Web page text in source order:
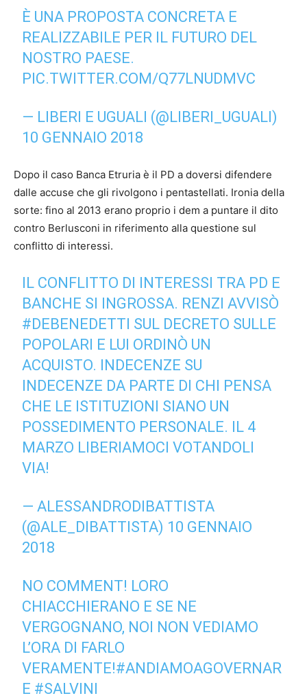
È UNA PROPOSTA CONCRETA E
REALIZZABILE PER IL FUTURO DEL
NOSTRO PAESE.
PIC.TWITTER.COM/Q77LNUDMVC
— LIBERI E UGUALI (@LIBERI_UGUALI)
10 GENNAIO 2018
Dopo il caso Banca Etruria è il PD a doversi difendere
dalle accuse che gli rivolgono i pentastellati. Ironia della
sorte: fino al 2013 erano proprio i dem a puntare il dito
contro Berlusconi in riferimento alla questione sul
conflitto di interessi.
IL CONFLITTO DI INTERESSI TRA PD E
BANCHE SI INGROSSA. RENZI AVVISÒ
#DEBENEDETTI SUL DECRETO SULLE
POPOLARI E LUI ORDINÒ UN
ACQUISTO. INDECENZE SU
INDECENZE DA PARTE DI CHI PENSA
CHE LE ISTITUZIONI SIANO UN
POSSEDIMENTO PERSONALE. IL 4
MARZO LIBERIAMOCI VOTANDOLI
VIA!
— ALESSANDRODIBATTISTA
(@ALE_DIBATTISTA) 10 GENNAIO
2018
NO COMMENT! LORO
CHIACCHIERANO E SE NE
VERGOGNANO, NOI NON VEDIAMO
L’ORA DI FARLO
VERAMENTE!#ANDIAMOAGOVERNAR
E #SALVINI